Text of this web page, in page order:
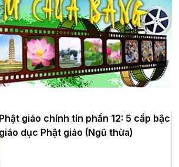
cuối cùng khép lại
pháp mùa hè lần
ngày tu tập thứ
Phật pháp mùa
Phật giáo chính tín phần 12: 5 cấp bậc
giáo dục Phật giáo (Ngũ thừa)